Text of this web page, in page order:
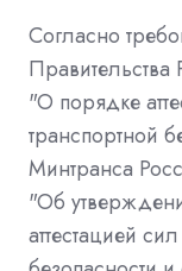
Согласно
"О порядке
транспортной
Минтранса
"Об
аттестацией